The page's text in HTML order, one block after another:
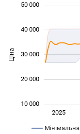
Ціна 15 000
10 000
20 000
30 000
50 000
40 000
Січ. 20252025
Мінімальна